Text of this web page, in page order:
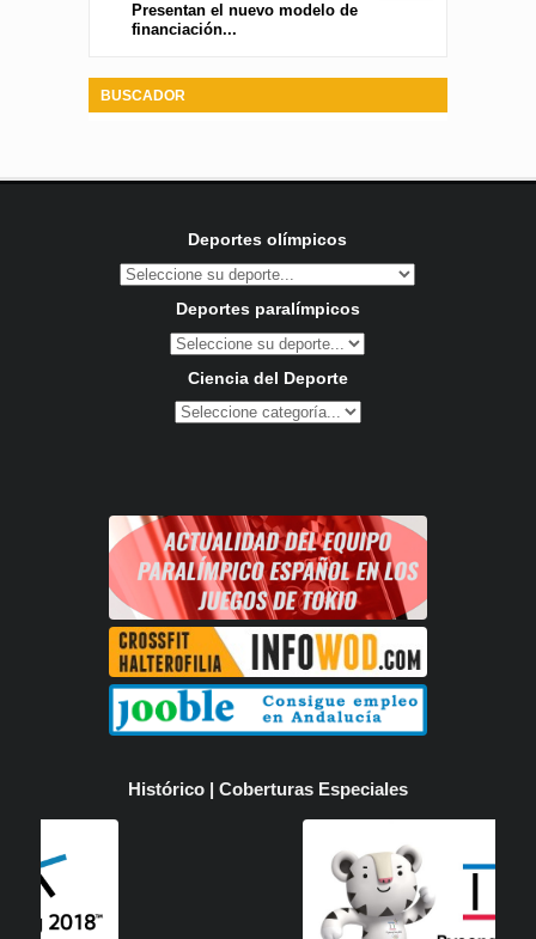
Presentan el nuevo modelo de
financiación...
BUSCADOR
Deportes olímpicos
Deportes paralímpicos
Ciencia del Deporte
Histórico | Coberturas Especiales